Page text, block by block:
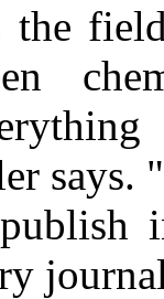
the
says.